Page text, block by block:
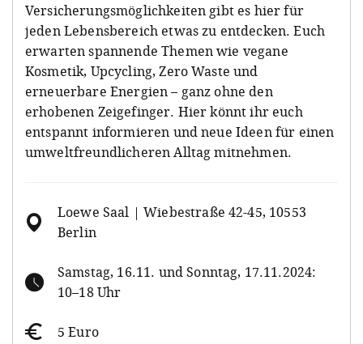
Versicherungsmöglichkeiten gibt es hier für
jeden Lebensbereich etwas zu entdecken. Euch
erwarten spannende Themen wie vegane
Kosmetik, Upcycling, Zero Waste und
erneuerbare Energien – ganz ohne den
erhobenen Zeigefinger. Hier könnt ihr euch
entspannt informieren und neue Ideen für einen
umweltfreundlicheren Alltag mitnehmen.
Loewe Saal | Wiebestraße 42-45, 10553
Berlin
Samstag, 16.11. und Sonntag, 17.11.2024:
10–18 Uhr
5 Euro